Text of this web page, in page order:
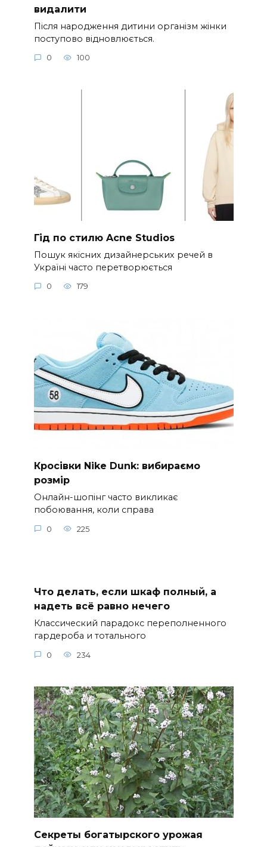
видалити
Після народження дитини організм жінки
поступово відновлюється.
0 100
Гід по стилю Acne Studios
Пошук якісних дизайнерських речей в
Україні часто перетворюється
0 179
Кросівки Nike Dunk: вибираємо
розмір
Онлайн-шопінг часто викликає
побоювання, коли справа
0 225
Что делать, если шкаф полный, а
надеть всё равно нечего
Классический парадокс переполненного
гардероба и тотального
0 234
Секреты богатырского урожая